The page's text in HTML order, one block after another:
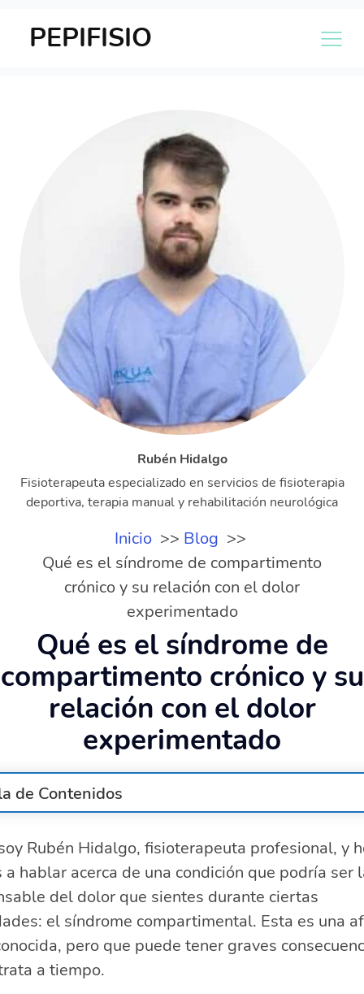
PEPIFISIO
Rubén Hidalgo
Fisioterapeuta especializado en servicios de fisioterapia
deportiva, terapia manual y rehabilitación neurológica
Inicio
Blog
Qué es el síndrome de compartimento
crónico y su relación con el dolor
experimentado
Qué es el síndrome de
compartimento crónico y su
relación con el dolor
experimentado
de Contenidos
del síndrome compartimental
del síndrome compartimental
del síndrome compartimental
del síndrome compartimental
prevenir el síndrome compartimental?
relacionadas sobre el manejo y
compartimental
Rubén Hidalgo, fisioterapeuta profesional, y
a hablar acerca de una condición que podría ser
del dolor que sientes durante ciertas
el síndrome compartimental. Esta es una
pero que puede tener graves
a tiempo.